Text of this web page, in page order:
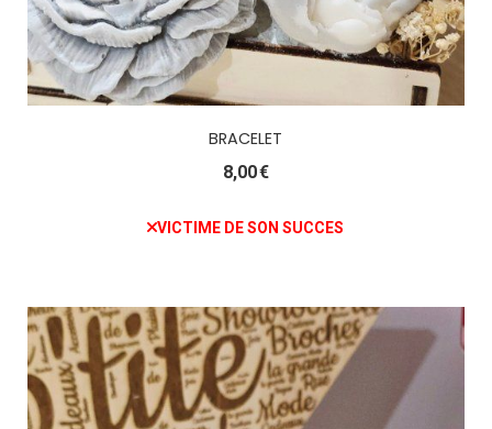
BRACELET
8,00€
VICTIME DE SON SUCCES